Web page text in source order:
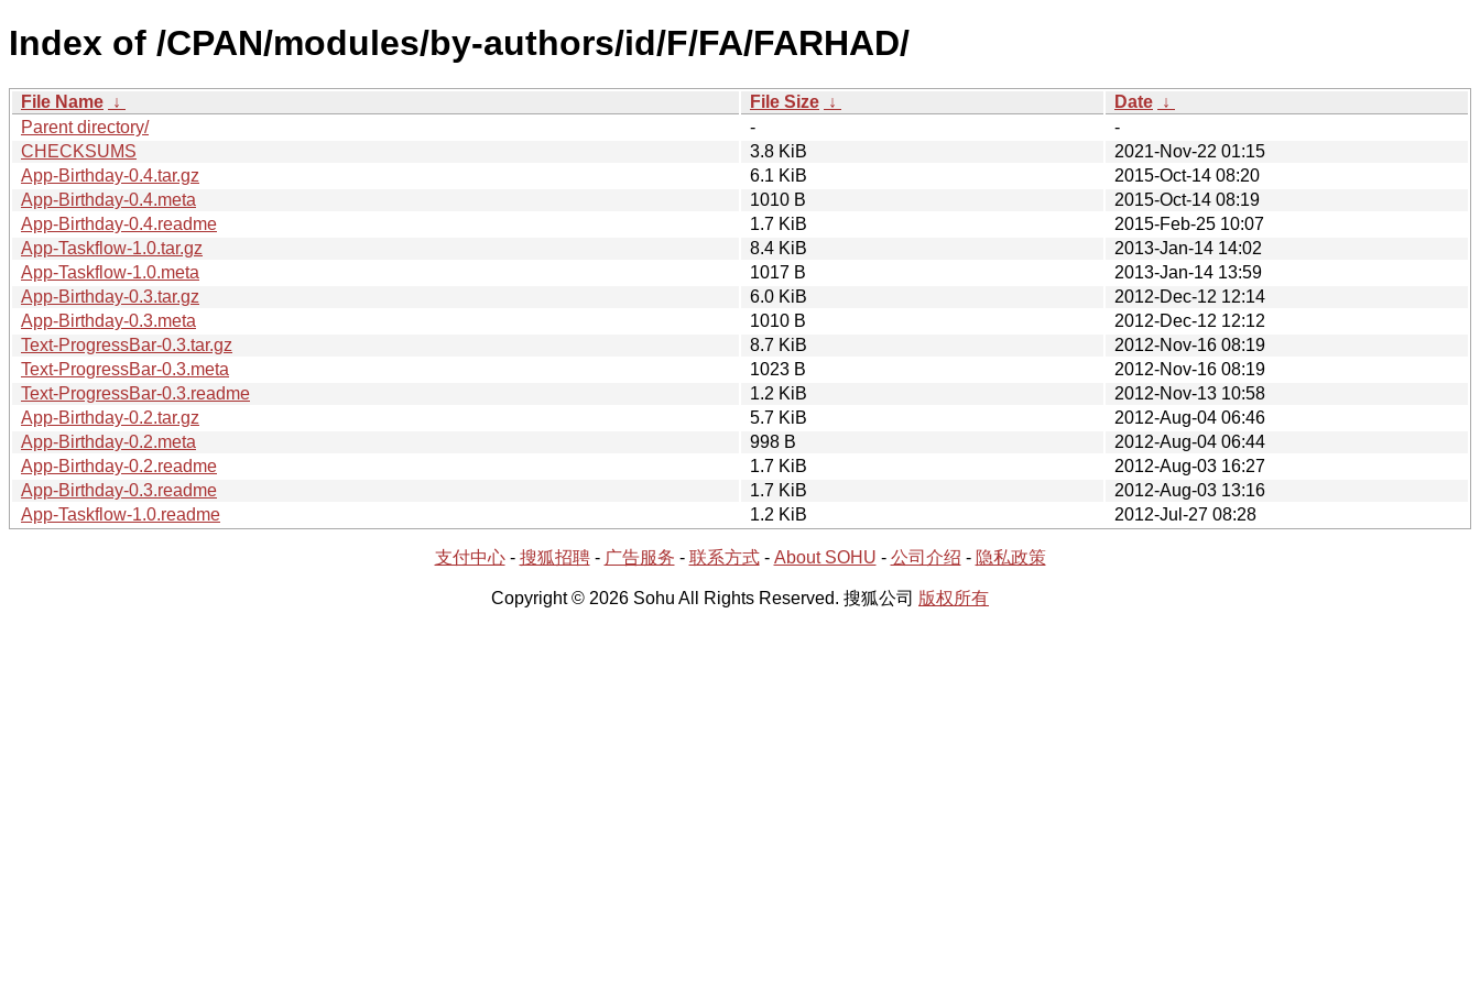
Index of /CPAN/modules/by-authors/id/F/FA/FARHAD/
File Name ↓ File Size ↓ Date ↓
Parent directory/
-
-
CHECKSUMS
3.8 KiB
2021-Nov-22 01:15
App-Birthday-0.4.tar.gz
6.1 KiB
2015-Oct-14 08:20
App-Birthday-0.4.meta
1010 B
2015-Oct-14 08:19
App-Birthday-0.4.readme
1.7 KiB
2015-Feb-25 10:07
App-Taskflow-1.0.tar.gz
8.4 KiB
2013-Jan-14 14:02
App-Taskflow-1.0.meta
1017 B
2013-Jan-14 13:59
App-Birthday-0.3.tar.gz
6.0 KiB
2012-Dec-12 12:14
App-Birthday-0.3.meta
1010 B
2012-Dec-12 12:12
Text-ProgressBar-0.3.tar.gz
8.7 KiB
2012-Nov-16 08:19
Text-ProgressBar-0.3.meta
1023 B
2012-Nov-16 08:19
Text-ProgressBar-0.3.readme
1.2 KiB
2012-Nov-13 10:58
App-Birthday-0.2.tar.gz
5.7 KiB
2012-Aug-04 06:46
App-Birthday-0.2.meta
998 B
2012-Aug-04 06:44
App-Birthday-0.2.readme
1.7 KiB
2012-Aug-03 16:27
App-Birthday-0.3.readme
1.7 KiB
2012-Aug-03 13:16
App-Taskflow-1.0.readme
1.2 KiB 2012-Jul-27 08:28
支付中心- 搜狐招聘- 广告服务 - 联系方式- About SOHU - 公司介绍 - 隐私政策
Copyright © 2026 Sohu All Rights Reserved. 搜狐公司 版权所有